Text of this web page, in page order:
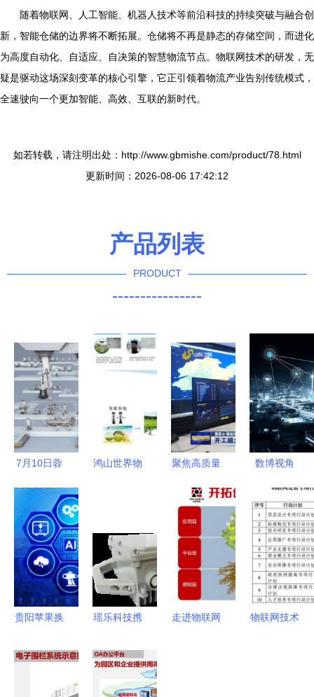
随着物联网、人工智能、机器人技术等前沿科技的持续突破与融合创
新，智能仓储的边界将不断拓展。仓储将不再是静态的存储空间，而进化
为高度自动化、自适应、自决策的智慧物流节点。物联网技术的研发，无
疑是驱动这场深刻变革的核心引擎，它正引领着物流产业告别传统模式，
全速驶向一个更加智能、高效、互联的新时代。
如若转载，请注明出处：http://www.gbmishe.com/product/78.html
更新时间：2026-08-06 17:42:12
产品列表
PRODUCT
----------------
7月10日蓉
子信息产业
峰会聚焦物
联网技术新
未来
鸿山世界物
的物联网技
术实践
聚焦高质量
为山东省重
点项目建设
数博视角
保物联
网“未来环
保”新范式
贵阳苹果换
2025年全
瑶乐科技携
产品亮相
2019深圳
走进物联网
物联网技术